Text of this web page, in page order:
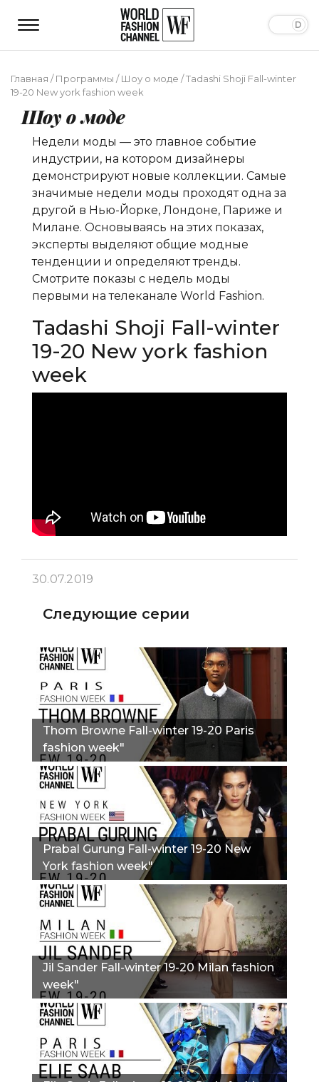
Главная /Программы /Шоу о моде /Tadashi Shoji Fall-winter
19-20 New york fashion week
Шоу о моде
Недели моды — это главное событие
индустрии, на котором дизайнеры
демонстрируют новые коллекции. Самые
значимые недели моды проходят одна за
другой в Нью-Йорке, Лондоне, Париже и
Милане. Основываясь на этих показах,
эксперты выделяют общие модные
тенденции и определяют тренды.
Смотрите показы с недель моды
первыми на телеканале World Fashion.
Tadashi Shoji Fall-winter
19-20 New york fashion
week
30.07.2019
Следующие серии
Thom Browne Fall-winter 19-20 Paris
fashion week"
Prabal Gurung Fall-winter 19-20 New
York fashion week"
Jil Sander Fall-winter 19-20 Milan fashion
week"